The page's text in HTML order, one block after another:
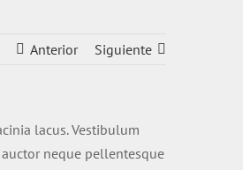
Anterior Siguiente
lacus. Vestibulum
neque pellentesque